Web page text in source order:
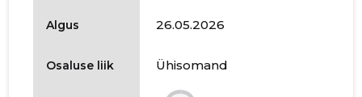
Algus
Osaluse liik
26.05.2026
Ühisomand